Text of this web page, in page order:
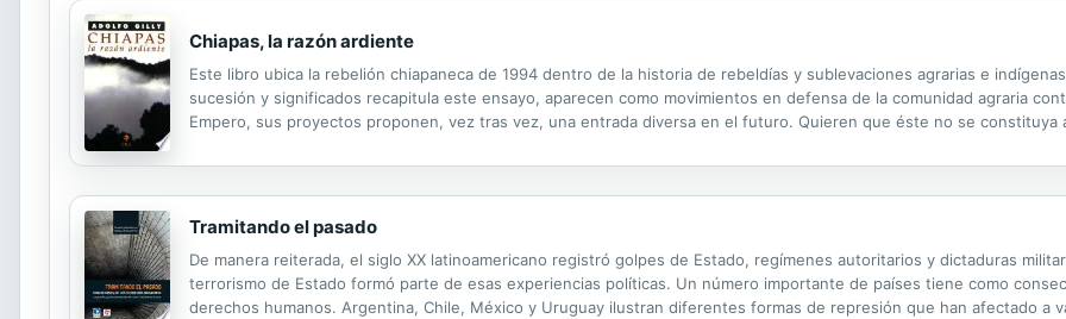
Chiapas, la razón ardiente
Este libro ubica la rebelión chiapaneca de 1994 dentro de la historia de rebeldías y sublevaciones agrarias e
sucesión y significados recapitula este ensayo, aparecen como movimientos en defensa de la comunidad agraria
Empero, sus proyectos proponen, vez tras vez, una entrada diversa en el futuro. Quieren que éste no se constituya
Tramitando el pasado
De manera reiterada, el siglo XX latinoamericano registró golpes de Estado, regímenes autoritarios y dictaduras
terrorismo de Estado formó parte de esas experiencias políticas. Un número importante de países tiene como
derechos humanos. Argentina, Chile, México y Uruguay ilustran diferentes formas de represión que han afectado a